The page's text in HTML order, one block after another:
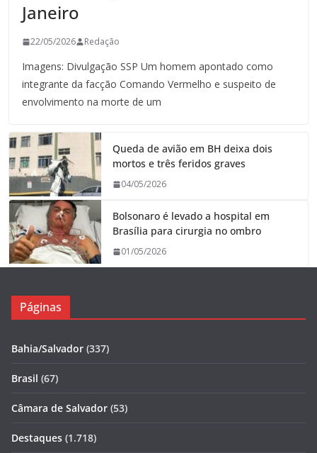
Janeiro
22/05/2026 Redação
Imagens: Divulgação SSP Um homem apontado como
integrante da facção Comando Vermelho e suspeito de
envolvimento na morte de um
Queda de avião em BH deixa dois
mortos e três feridos graves
04/05/2026
Bolsonaro é levado a hospital em
Brasília para cirurgia no ombro
01/05/2026
Páginas
Bahia/Salvador (337)
Brasil (67)
Câmara de Salvador (53)
Destaques (1.718)